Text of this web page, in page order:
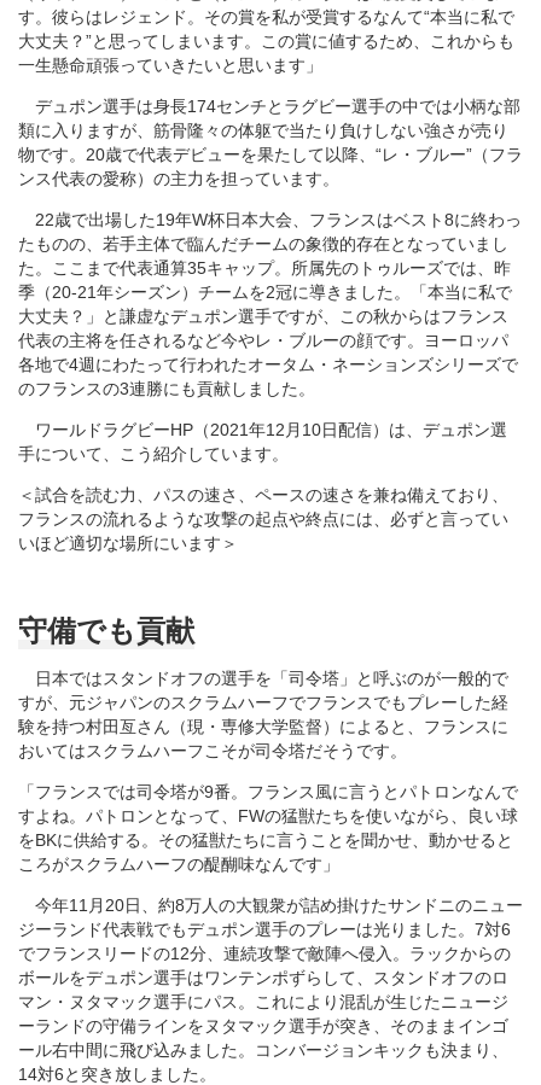
す。彼らはレジェンド。その賞を私が受賞するなんて“本当に私で
大丈夫？”と思ってしまいます。この賞に値するため、これからも
一生懸命頑張っていきたいと思います」
デュポン選手は身長174センチとラグビー選手の中では小柄な部
類に入りますが、筋骨隆々の体躯で当たり負けしない強さが売り
物です。20歳で代表デビューを果たして以降、“レ・ブルー”（フラ
ンス代表の愛称）の主力を担っています。
22歳で出場した19年W杯日本大会、フランスはベスト8に終わっ
たものの、若手主体で臨んだチームの象徴的存在となっていまし
た。ここまで代表通算35キャップ。所属先のトゥルーズでは、昨
季（20-21年シーズン）チームを2冠に導きました。「本当に私で
大丈夫？」と謙虚なデュポン選手ですが、この秋からはフランス
代表の主将を任されるなど今やレ・ブルーの顔です。ヨーロッパ
各地で4週にわたって行われたオータム・ネーションズシリーズで
のフランスの3連勝にも貢献しました。
ワールドラグビーHP（2021年12月10日配信）は、デュポン選
手について、こう紹介しています。
＜試合を読む力、パスの速さ、ペースの速さを兼ね備えており、
フランスの流れるような攻撃の起点や終点には、必ずと言ってい
いほど適切な場所にいます＞
守備でも貢献
日本ではスタンドオフの選手を「司令塔」と呼ぶのが一般的で
すが、元ジャパンのスクラムハーフでフランスでもプレーした経
験を持つ村田亙さん（現・専修大学監督）によると、フランスに
おいてはスクラムハーフこそが司令塔だそうです。
「フランスでは司令塔が9番。フランス風に言うとパトロンなんで
すよね。パトロンとなって、FWの猛獣たちを使いながら、良い球
をBKに供給する。その猛獣たちに言うことを聞かせ、動かせると
ころがスクラムハーフの醍醐味なんです」
今年11月20日、約8万人の大観衆が詰め掛けたサンドニのニュー
ジーランド代表戦でもデュポン選手のプレーは光りました。7対6
でフランスリードの12分、連続攻撃で敵陣へ侵入。ラックからの
ボールをデュポン選手はワンテンポずらして、スタンドオフのロ
マン・ヌタマック選手にパス。これにより混乱が生じたニュージ
ーランドの守備ラインをヌタマック選手が突き、そのままインゴ
ール右中間に飛び込みました。コンバージョンキックも決まり、
14対6と突き放しました。